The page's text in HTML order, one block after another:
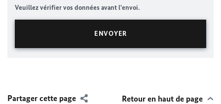
Veuillez vérifier vos données avant l'envoi.
Partager cette page Retour en haut de page